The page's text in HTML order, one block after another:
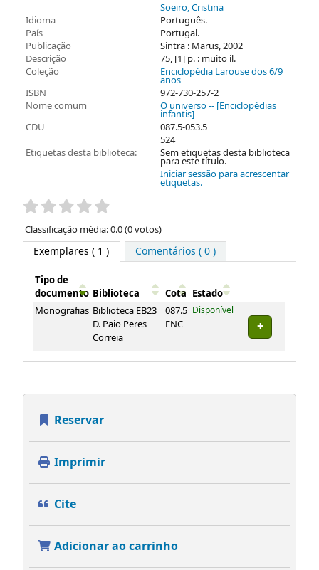
Soeiro, Cristina
Idioma
Português.
País
Portugal.
Publicação
Sintra : Marus, 2002
Descrição
75, [1] p. : muito il.
Coleção
Enciclopédia Larouse dos 6/9
anos
ISBN
972-730-257-2
Nome comum
O universo -- [Enciclopédias
infantis]
CDU
087.5-053.5
524
Etiquetas desta biblioteca:
Sem etiquetas desta biblioteca
para este título.
Iniciar sessão para acrescentar
etiquetas.
Pontuação
Classificação média: 0.0 (0 votos)
Exemplares ( 1 ) Comentários ( 0 )
Exemplares
Tipo de
documento Biblioteca Cota Estado
Monografias Biblioteca EB23
D. Paio Peres
Correia
087.5
ENC
Disponível
Reservar
Imprimir
Cite
Adicionar ao carrinho